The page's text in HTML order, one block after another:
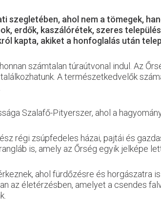
szegletében, ahol nem a tömegek,
erdők, kaszálórétek, szeres
kapta, akiket a honfoglalás után
számtalan túraútvonal indul. Az
A természetkedvelők
Szalafő-Pityerszer, ahol a
régi zsúpfedeles házai, pajtái és
is, amely az Őrség egyik jelképe
ahol fürdőzésre és horgászatra
az életérzésben, amelyet a csendes